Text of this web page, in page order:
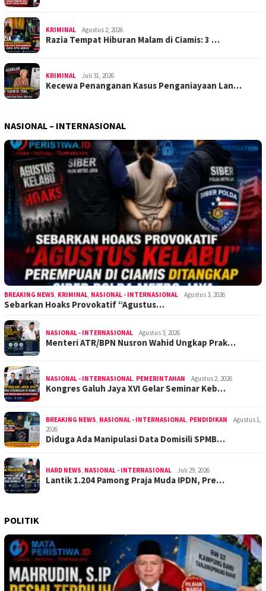
KRIMINAL Agustus 2, 2026
Razia Tempat Hiburan Malam di Ciamis: 3 …
KRIMINAL Juli 31, 2026
Kecewa Penanganan Kasus Penganiayaan Lan…
NASIONAL – INTERNASIONAL
BREAKING NEWS, KRIMINAL, NASIONAL - INTERNASIONAL Agustus 3, 2026
Sebarkan Hoaks Provokatif “Agustus…
NASIONAL - INTERNASIONAL Agustus 3, 2026
Menteri ATR/BPN Nusron Wahid Ungkap Prak…
NASIONAL - INTERNASIONAL, PEMERINTAHAN Agustus 2, 2026
Kongres Galuh Jaya XVI Gelar Seminar Keb…
BREAKING NEWS, NASIONAL - INTERNASIONAL, PENDIDIKAN
Agustus 1,
2026
Diduga Ada Manipulasi Data Domisili SPMB…
HARD NEWS, NASIONAL - INTERNASIONAL Juli 29, 2026
Lantik 1.204 Pamong Praja Muda IPDN, Pre…
POLITIK